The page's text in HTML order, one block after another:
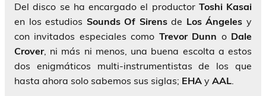
Del disco se ha encargado el productor Toshi Kasai
en los estudios Sounds Of Sirensde Los Ángelesy
con invitados especiales como Trevor Dunn o Dale
Crover, ni más ni menos, una buena escolta a estos
dos enigmáticos multi-instrumentistas de los que
hasta ahora solo sabemos sus siglas; EHA y AAL.